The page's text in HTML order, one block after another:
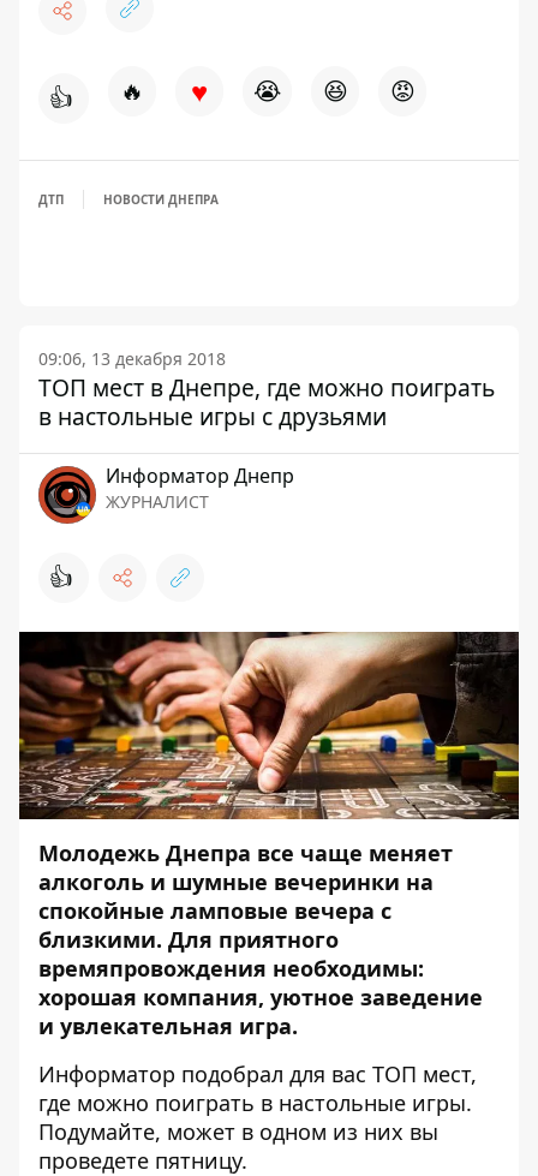
👍 🔥 ♥ 😭 😆 😡
ДТП НОВОСТИ ДНЕПРА
09:06, 13 декабря 2018
ТОП мест в Днепре, где можно поиграть
в настольные игры с друзьями
Информатор Днепр
ЖУРНАЛИСТ
👍
Молодежь Днепра все чаще меняет
алкоголь и шумные вечеринки на
спокойные ламповые вечера с
близкими. Для приятного
времяпровождения необходимы:
хорошая компания, уютное заведение
и увлекательная игра.
Информатор подобрал для вас ТОП мест,
где можно поиграть в настольные игры.
Подумайте, может в одном из них вы
проведете пятницу.